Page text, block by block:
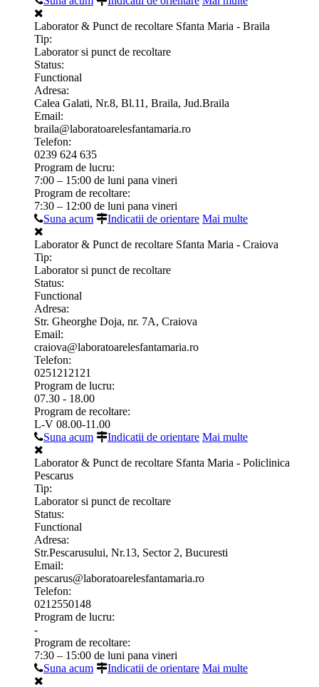
Laborator & Punct de recoltare Sfanta Maria - Braila
Tip:
Laborator si punct de recoltare
Status:
Functional
Adresa:
Calea Galati, Nr.8, Bl.11, Braila, Jud.Braila
Email:
braila@laboratoarelesfantamaria.ro
Telefon:
0239 624 635
Program de lucru:
7:00 – 15:00 de luni pana vineri
Program de recoltare:
7:30 – 12:00 de luni pana vineri
Suna acum
Indicatii de orientare Mai multe
Laborator & Punct de recoltare Sfanta Maria - Craiova
Tip:
Laborator si punct de recoltare
Status:
Functional
Adresa:
Str. Gheorghe Doja, nr. 7A, Craiova
Email:
craiova@laboratoarelesfantamaria.ro
Telefon:
0251212121
Program de lucru:
07.30 - 18.00
Program de recoltare:
L-V 08.00-11.00
Suna acum
Indicatii de orientare Mai multe
Laborator & Punct de recoltare Sfanta Maria - Policlinica
Pescarus
Tip:
Laborator si punct de recoltare
Status:
Functional
Adresa:
Str.Pescarusului, Nr.13, Sector 2, Bucuresti
Email:
pescarus@laboratoarelesfantamaria.ro
Telefon:
0212550148
Program de lucru:
-
Program de recoltare:
7:30 – 15:00 de luni pana vineri
Suna acum
Indicatii de orientare Mai multe